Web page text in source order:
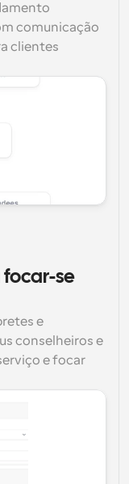
comunicação
clientes
focar-se
e
conselheiros e
e focar